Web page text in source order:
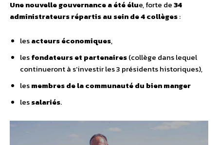
Une nouvelle gouvernance a été élue, forte de34
administrateurs répartis au sein de 4 collèges:
lesacteurs économiques,
lesfondateurs et partenaires(collège dans lequel
continueront à s’investir les 3 présidents historiques),
lesmembres de la communauté du bien manger
lessalariés.